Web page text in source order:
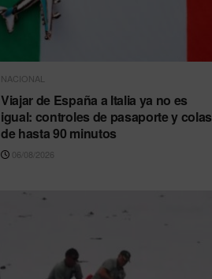
NACIONAL
Viajar de España a Italia ya no es
igual: controles de pasaporte y colas
de hasta 90 minutos
06/08/2026